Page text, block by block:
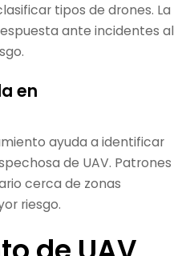
tipos de drones. La
ante incidentes al
en
ayuda a identificar
de UAV. Patrones
cerca de zonas
riesgo.